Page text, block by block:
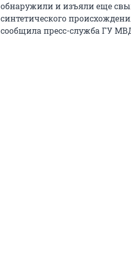
обнаружили и изъяли еще
синтетического
сообщила пресс-служба ГУ